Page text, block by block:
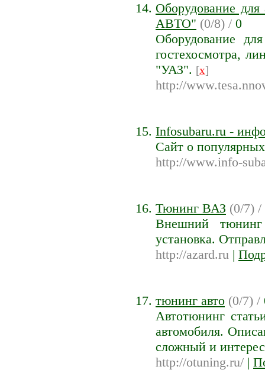
Оборудование
АВТО" (0/8) / 0
Оборудование
гостехосмотра,
"УАЗ". [x]
http://
Infosubaru.ru -
Сайт о
http://www.info-
Тюнинг ВАЗ (0/7) /
Внешний тюнинг
установка.
http://azard.ru |
тюнинг авто (0/7) /
Автотюнинг
автомобиля.
сложный и
http://otuning.ru/ |